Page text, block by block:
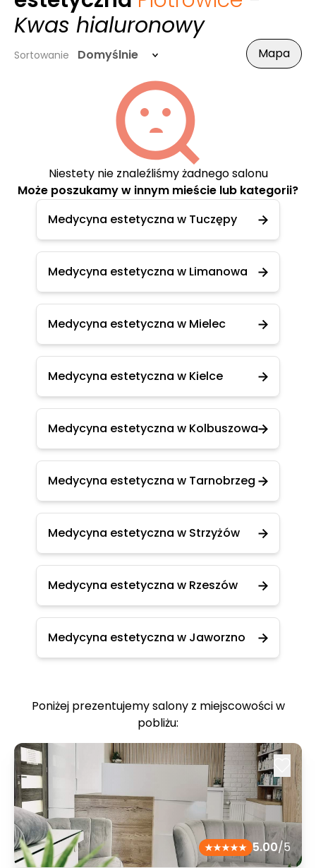
Kwas hialuronowy
Sortowanie Domyślnie Mapa
Niestety nie znaleźliśmy żadnego salonu
Może poszukamy w innym mieście lub kategorii?
Medycyna estetyczna w Tuczępy
Medycyna estetyczna w Limanowa
Medycyna estetyczna w Mielec
Medycyna estetyczna w Kielce
Medycyna estetyczna w Kolbuszowa
Medycyna estetyczna w Tarnobrzeg
Medycyna estetyczna w Strzyżów
Medycyna estetyczna w Rzeszów
Medycyna estetyczna w Jaworzno
Poniżej prezentujemy salony z miejscowości w
pobliżu:
5.00/5